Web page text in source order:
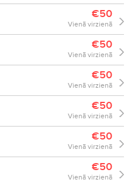
€50
Vienā virzienā
€50
Vienā virzienā
€50
Vienā virzienā
€50
Vienā virzienā
€50
Vienā virzienā
€50
Vienā virzienā